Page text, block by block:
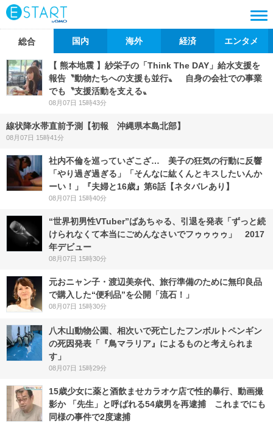
総合 国内 海外 経済 エンタメ
【 熊本地震 】紗栄子の「Think The DAY」給水支援を
報告〝動物たちへの支援も並行〟 自身の会社での事業
でも〝支援活動を支える〟
08月07日 15時43分
線状降水帯直前予測【初報 沖縄県本島北部】
08月07日 15時41分
社内不倫を巡っていざこざ… 美子の狂気の行動に反響
「やり過ぎ過ぎる」「そんなに紘くんとキスしたいんか
ーい！」『夫婦と16歳』第6話【ネタバレあり】
08月07日 15時40分
“世界初男性VTuber”ばあちゃる、引退を発表「ずっと続
けられなくて本当にごめんなさいでフゥゥゥゥ」 2017
年デビュー
08月07日 15時30分
元おニャン子・渡辺美奈代、旅行準備のために無印良品
で購入した“便利品”を公開「流石！」
08月07日 15時30分
八木山動物公園、相次いで死亡したフンボルトペンギン
の死因発表「『鳥マラリア』によるものと考えられま
す」
08月07日 15時29分
15歳少女に薬と酒飲ませカラオケ店で性的暴行、動画撮
影か 「先生」と呼ばれる54歳男を再逮捕 これまでにも
同様の事件で2度逮捕